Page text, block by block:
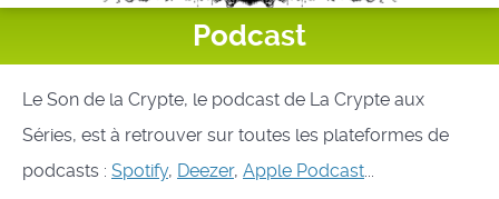
Podcast
Le Son de la Crypte, le podcast de La Crypte aux
Séries, est à retrouver sur toutes les plateformes de
podcasts : Spotify, Deezer, Apple Podcast